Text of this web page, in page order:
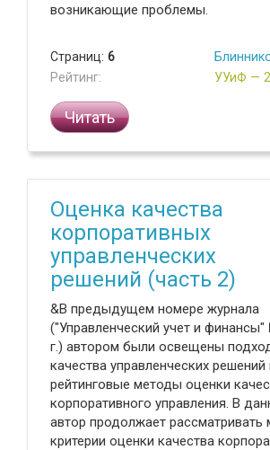
возникающие проблемы.
Страниц: 6
Рейтинг:
УУиФ —
Читать
Оценка качества
корпоративных
управленческих
решений (часть 2)
&В предыдущем номере журнала
("Управленческий учет и
г.) автором были освещены
качества управленческих решений
рейтинговые методы оценки
корпоративного управления. В
автор продолжает рассматривать
критерии оценки качества